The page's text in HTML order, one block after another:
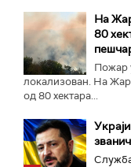
На
80
Пожар
локализован. На
од 80 хектара...